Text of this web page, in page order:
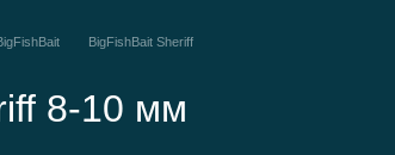
BigFishBait Sheriff
8-10 мм